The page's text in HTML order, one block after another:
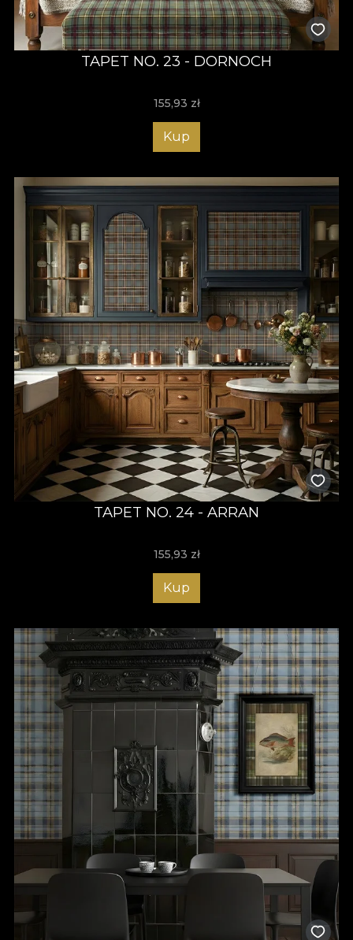
TAPET NO. 23 - DORNOCH
155,93 zł
Kup
TAPET NO. 24 - ARRAN
155,93 zł
Kup